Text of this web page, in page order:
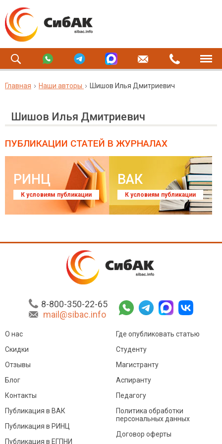
Главная Наши авторы Шишов Илья Дмитриевич
Шишов Илья Дмитриевич
ПУБЛИКАЦИИ СТАТЕЙ В ЖУРНАЛАХ
РИНЦ
К условиям публикации
ВАК
К условиям публикации
8-800-350-22-65
mail@sibac.info
О нас
Скидки
Отзывы
Блог
Контакты
Где опубликовать статью
Студенту
Магистранту
Аспиранту
Педагогу
Публикация в ВАК
Публикация в РИНЦ
Публикация в ЕГПНИ
Политика обработки
персональных данных
Договор оферты